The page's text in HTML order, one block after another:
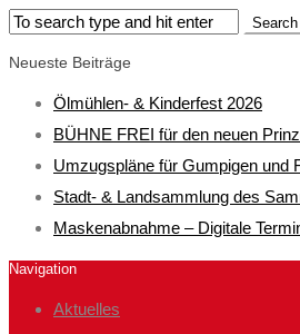
Neueste Beiträge
Ölmühlen- & Kinderfest 2026
BÜHNE FREI für den neuen
Umzugspläne für Gumpigen und
Stadt- & Landsammlung des
Maskenabnahme – Digitale
Navigation
Aktuelles